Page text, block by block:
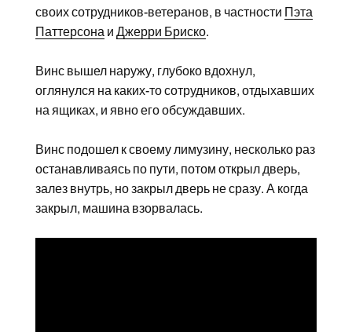
своих сотрудников-ветеранов, в частности Пэта
Паттерсона и Джерри Бриско.
Винс вышел наружу, глубоко вдохнул,
оглянулся на каких-то сотрудников, отдыхавших
на ящиках, и явно его обсуждавших.
Винс подошел к своему лимузину, несколько раз
останавливаясь по пути, потом открыл дверь,
залез внутрь, но закрыл дверь не сразу. А когда
закрыл, машина взорвалась.